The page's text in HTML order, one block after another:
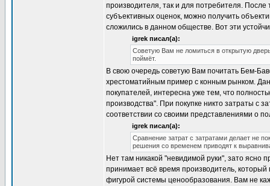
производителя, так и для потребителя. После
субъективных оценок, можно получить
сложились в данном обществе. Вот эти
igrek писал(а):
Советую Вам не ломиться в открытую
поймёт.
В свою очередь советую Вам почитать Бем-
хрестоматийным пример с конным рынком.
покупателей, интересна уже тем, что
производства". При покупке никто затраты с
соответствии со своими представлениями о
igrek писал(а):
Сравнение затрат с затратами делает не
решения со временем приводят к
Нет там никакой "невидимой руки", зато ясно
принимает всё время производитель, который
фигурой системы ценообразования. Вам не